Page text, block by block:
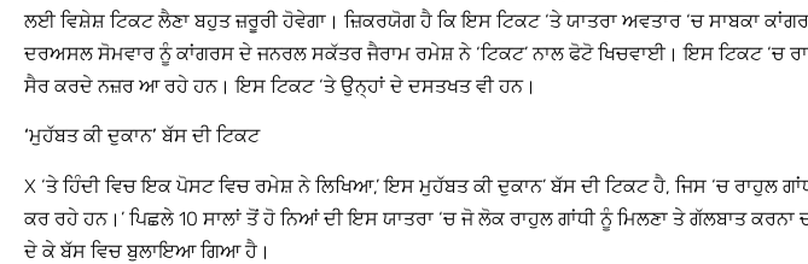
ਲਈ ਵਿਸ਼ੇਸ਼ ਟਿਕਟ ਲੈਣਾ ਬਹੁਤ ਜ਼ਰੂਰੀ ਹੋਵੇਗਾ। ਜ਼ਿਕਰਯੋਗ ਹੈ ਕਿ ਇਸ ਟਿਕਟ ‘ਤੇ ਯਾਤਰਾ ਅਵਤਾਰ ‘ਚ ਸਾਬਕਾ
ਦਰਅਸਲ ਸੋਮਵਾਰ ਨੂੰ ਕਾਂਗਰਸ ਦੇ ਜਨਰਲ ਸਕੱਤਰ ਜੈਰਾਮ ਰਮੇਸ਼ ਨੇ ‘ਟਿਕਟ’ ਨਾਲ ਫੋਟੋ ਖਿਚਵਾਈ। ਇਸ ਟਿਕਟ ‘ਚ
ਸੈਰ ਕਰਦੇ ਨਜ਼ਰ ਆ ਰਹੇ ਹਨ। ਇਸ ਟਿਕਟ ‘ਤੇ ਉਨ੍ਹਾਂ ਦੇ ਦਸਤਖਤ ਵੀ ਹਨ।
‘ਮੁਹੱਬਤ ਕੀ ਦੁਕਾਨ’ ਬੱਸ ਦੀ ਟਿਕਟ
X ‘ਤੇ ਹਿੰਦੀ ਵਿਚ ਇਕ ਪੋਸਟ ਵਿਚ ਰਮੇਸ਼ ਨੇ ਲਿਖਿਆ,’ ਇਸ ਮੁਹੱਬਤ ਕੀ ਦੁਕਾਨ’ ਬੱਸ ਦੀ ਟਿਕਟ ਹੈ, ਜਿਸ ‘ਚ ਰਾਹੁਲ
ਕਰ ਰਹੇ ਹਨ।’ ਪਿਛਲੇ 10 ਸਾਲਾਂ ਤੋਂ ਹੋ ਨਿਆਂ ਦੀ ਇਸ ਯਾਤਰਾ ‘ਚ ਜੋ ਲੋਕ ਰਾਹੁਲ ਗਾਂਧੀ ਨੂੰ ਮਿਲਣਾ ਤੇ ਗੱਲਬਾਤ
ਦੇ ਕੇ ਬੱਸ ਵਿਚ ਬੁਲਾਇਆ ਗਿਆ ਹੈ।